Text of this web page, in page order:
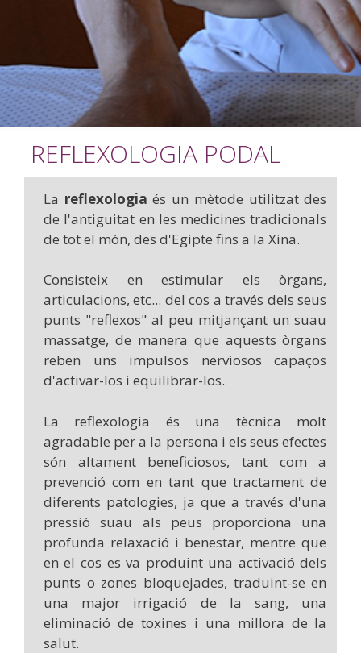
REFLEXOLOGIA PODAL
La reflexologia és un mètode utilitzat des
de l'antiguitat en les medicines tradicionals
de tot el món, des d'Egipte fins a la Xina.
Consisteix en estimular els òrgans,
articulacions, etc... del cos a través dels seus
punts "reflexos" al peu mitjançant un suau
massatge, de manera que aquests òrgans
reben uns impulsos nerviosos capaços
d'activar-los i equilibrar-los.
La reflexologia és una tècnica molt
agradable per a la persona i els seus efectes
són altament beneficiosos, tant com a
prevenció com en tant que tractament de
diferents patologies, ja que a través d'una
pressió suau als peus proporciona una
profunda relaxació i benestar, mentre que
en el cos es va produint una activació dels
punts o zones bloquejades, traduint-se en
una major irrigació de la sang, una
eliminació de toxines i una millora de la
salut.